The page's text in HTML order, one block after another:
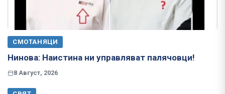
СМОТАНЯЦИ
Нинова: Наистина ни управляват палячовци!
8 Август, 2026